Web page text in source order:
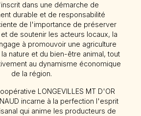
dans une démarche de
durable et de responsabilité
de l'importance de préserver
de soutenir les acteurs locaux, la
à promouvoir une agriculture
nature et du bien-être animal, tout
au dynamisme économique
de la région.
LONGEVILLES MT D'OR
incarne à la perfection l'esprit
qui anime les producteurs de